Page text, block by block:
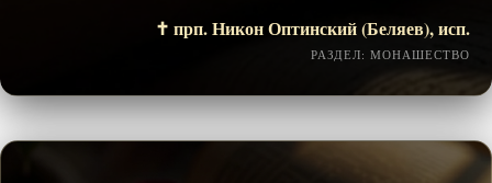
✝️ прп. Никон Оптинский (Беляев), исп.
РАЗДЕЛ: МОНАШЕСТВО